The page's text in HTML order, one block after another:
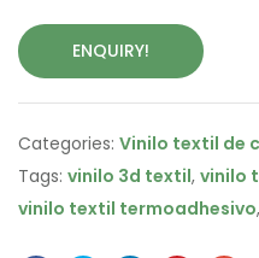
ENQUIRY!
Categories: Vinilo textil de
Tags: vinilo 3d textil, vinilo
vinilo textil termoadhesivo,